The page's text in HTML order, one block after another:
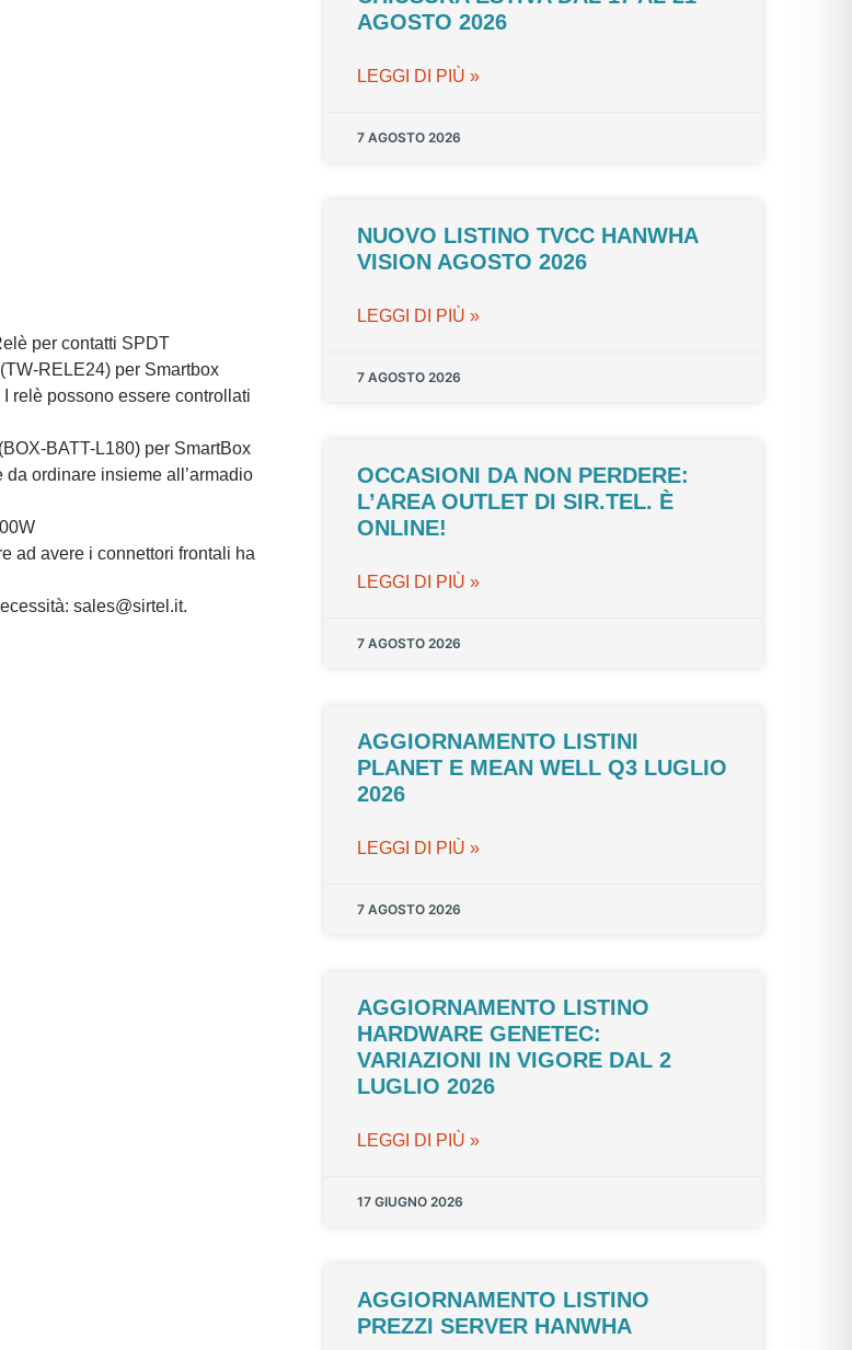
per contatti SPDT
RELE24) per Smartbox
relè possono essere controllati
BATT-L180) per SmartBox
da ordinare insieme all’armadio
ad avere i connettori frontali ha
sales@sirtel.it.
AGOSTO 2026
LEGGI DI PIÙ »
7 AGOSTO 2026
NUOVO LISTINO TVCC HANWHA
VISION AGOSTO 2026
LEGGI DI PIÙ »
7 AGOSTO 2026
OCCASIONI DA NON PERDERE:
L’AREA OUTLET DI SIR.TEL. È
ONLINE!
LEGGI DI PIÙ »
7 AGOSTO 2026
AGGIORNAMENTO LISTINI
PLANET E MEAN WELL Q3 LUGLIO
2026
LEGGI DI PIÙ »
7 AGOSTO 2026
AGGIORNAMENTO LISTINO
HARDWARE GENETEC:
VARIAZIONI IN VIGORE DAL 2
LUGLIO 2026
LEGGI DI PIÙ »
17 GIUGNO 2026
AGGIORNAMENTO LISTINO
PREZZI SERVER HANWHA